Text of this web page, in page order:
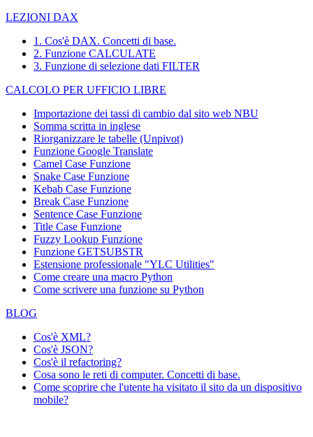
LEZIONI DAX
1. Cos'è DAX. Concetti di base.
2. Funzione CALCULATE
3. Funzione di selezione dati FILTER
CALCOLO PER UFFICIO LIBRE
Importazione dei tassi di cambio dal sito web NBU
Somma scritta in inglese
Riorganizzare le tabelle (Unpivot)
Funzione Google Translate
Camel Case Funzione
Snake Case Funzione
Kebab Case Funzione
Break Case Funzione
Sentence Case Funzione
Title Case Funzione
Fuzzy Lookup Funzione
Funzione GETSUBSTR
Estensione professionale "YLC Utilities"
Come creare una macro Python
Come scrivere una funzione su Python
BLOG
Cos'è XML?
Cos'è JSON?
Cos'è il refactoring?
Cosa sono le reti di computer. Concetti di base.
Come scoprire che l'utente ha visitato il sito da un dispositivo
mobile?